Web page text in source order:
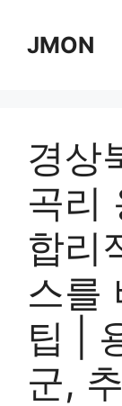
contentJMON
경상
곡리
합리
스를
팁 |
군,